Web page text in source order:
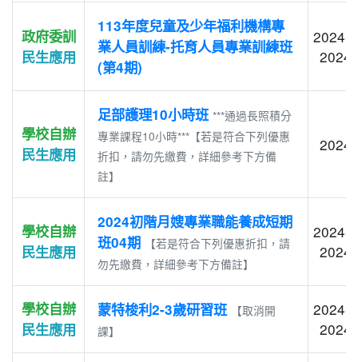
政府委訓
民生應用
113年度兒童及少年福利機構專
業人員訓練-托育人員專業訓練班
(第4期)
2024-
學校自辦
民生應用
足部護理10小時班 ***通過長照積分
專業課程10小時***【若是符合下列優惠
折扣，請勿先繳費，詳細參考下方備
註】
學校自辦
民生應用
2024初階月嫂專業職能養成短期
班04期
【若是符合下列優惠折扣，請
勿先繳費，詳細參考下方備註】
2024-
學校自辦
民生應用
蒙特梭利2-3歲研習班
【取消開
課】
2024-